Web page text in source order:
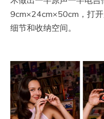
9cm×24cm×50cm，打
细节和收纳空间。